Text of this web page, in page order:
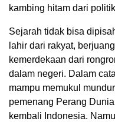
kambing hitam dari
Sejarah tidak bisa
lahir dari rakyat,
kemerdekaan dari
dalam negeri. Dalam
mampu memukul
pemenang Perang
kembali Indonesia.